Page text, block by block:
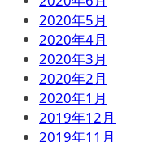
2020年5月
2020年4月
2020年3月
2020年2月
2020年1月
2019年12月
2019年11月